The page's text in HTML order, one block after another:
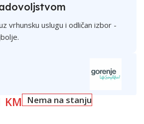
vrhunsku uslugu i odličan izbor -
KM Nema na stanju